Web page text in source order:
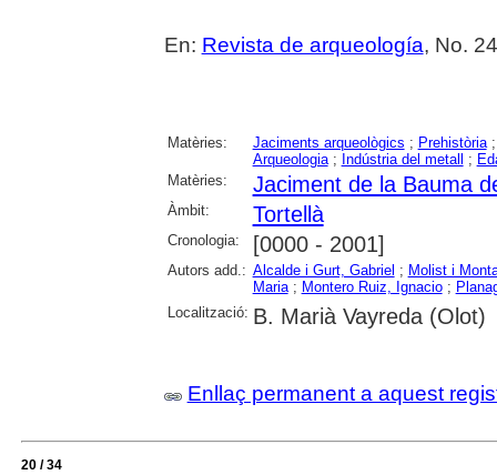
En: Revista de arqueología, No.
Matèries: Jaciments arqueològics ; Prehistòria
Arqueologia; Indústria del metall ;
Matèries:
Jaciment de la Bauma
Àmbit: Tortellà
Cronologia: [0000 - 2001]
Autors add.: Alcalde i Gurt, Gabriel ; Molist i
Maria; Montero Ruiz, Ignacio;
Localització: B. Marià Vayreda (Olot)
Enllaç permanent a aquest
20 / 34